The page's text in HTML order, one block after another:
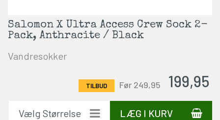
Salomon X Ultra Access Crew Sock 2-
Pack, Anthracite / Black
Vandresokker
199,95
Før 249,95
LÆG I KURV